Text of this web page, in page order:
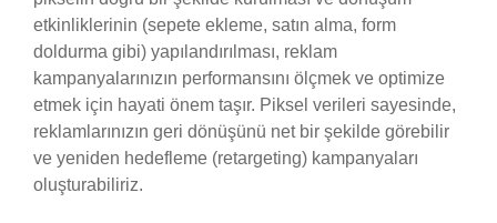
etkinliklerinin (sepete ekleme, satın alma, form
doldurma gibi) yapılandırılması, reklam
kampanyalarınızın performansını ölçmek ve optimize
etmek için hayati önem taşır. Piksel verileri sayesinde,
reklamlarınızın geri dönüşünü net bir şekilde görebilir
ve yeniden hedefleme (retargeting) kampanyaları
oluşturabiliriz.